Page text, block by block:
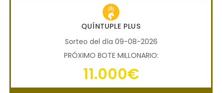
QUÍNTUPLE PLUS
Sorteo del día 09-08-2026
PRÓXIMO BOTE MILLONARIO:
11.000€